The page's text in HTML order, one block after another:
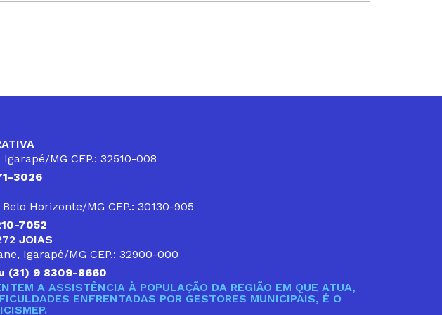
MG CEP.: 32510-008
3026
Horizonte/MG CEP.: 30130-905
7052
JOIAS
Igarapé/MG CEP.: 32900-000
(31) 9 8309-8660
A ASSISTÊNCIA À POPULAÇÃO DA REGIÃO EM QUE ATUA,
ENFRENTADAS POR GESTORES MUNICIPAIS, É O